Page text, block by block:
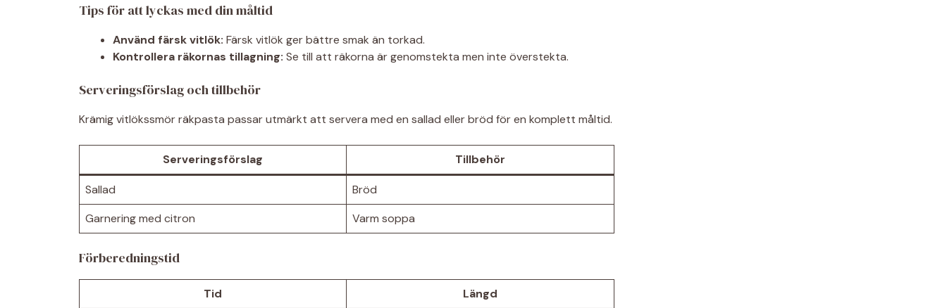
Tips för att lyckas med din måltid
Använd färsk vitlök: Färsk vitlök ger bättre smak än torkad.
Kontrollera räkornas tillagning: Se till att räkorna är genomstekta men inte överstekta.
Serveringsförslag och tillbehör
Krämig vitlökssmör räkpasta passar utmärkt att servera med en sallad eller bröd för en komplett måltid.
Serveringsförslag Tillbehör
Sallad
Bröd
Garnering med citron
Varm soppa
Förberedningstid
Tid Längd